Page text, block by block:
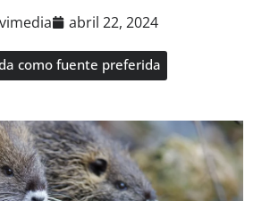
abril 22, 2024
como fuente preferida